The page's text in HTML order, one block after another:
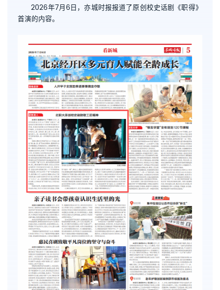
2026年7月6日，亦城时报报道了原创校史话剧《职得》
首演的内容。